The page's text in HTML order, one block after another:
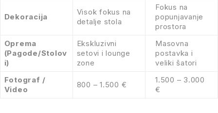
Dekoracija
Visok fokus na
detalje stola
Fokus na
popunjavanje
prostora
Oprema
(Pagode/Stolov
i)
Ekskluzivni
setovi i lounge
zone
Masovna
postavka i
veliki šatori
Fotograf /
Video
800 – 1.500 €
1.500 – 3.000
€